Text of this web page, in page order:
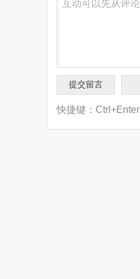
快捷键：Ctrl+Enter